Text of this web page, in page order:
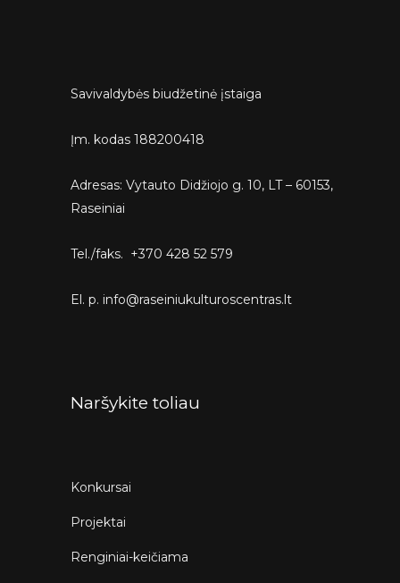
Savivaldybės biudžetinė įstaiga
Įm. kodas 188200418
Adresas: Vytauto Didžiojo g. 10, LT – 60153,
Raseiniai
Tel./faks. +370 428 52 579
El. p. info@raseiniukulturoscentras.lt
Naršykite toliau
Konkursai
Projektai
Renginiai-keičiama